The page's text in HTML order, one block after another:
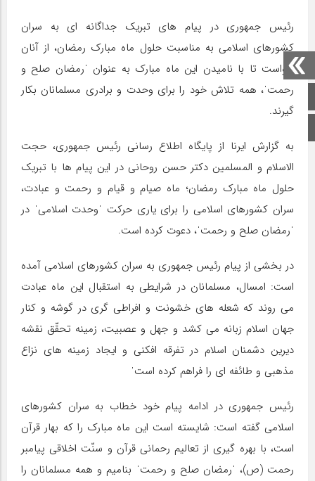
صفحه اصلی
رئیس جمهوری در ﭘﯿﺎم ﻫﺎی ﺗﺒﺮﯾﮏ ﺟﺪاﮔﺎﻧﻪ ای ﺑﻪ ﺳﺮان
ﮐﺸﻮرﻫﺎی اﺳﻼﻣﯽ ﺑﻪ ﻣﻨﺎﺳﺒﺖ ﺣﻠﻮل ﻣﺎه مبارک رمضان، از آنان
خواست تا با نامیدن این ماه مبارک به عنوان ˈرمضان صلح و
رحمتˈ، همه تلاش خود را برای وحدت و برادری مسلمانان بکار
گیرند.
به گزارش ایرنا از پایگاه اطلاع رسانی رئیس جمهوری، حجت
الاسلام و المسلمین دکتر حسن روحانی در این پیام ها با تبریک
حلول ماه مبارک رمضان؛ ماه صیام و قیام و رحمت و عبادت،
سران کشورهای اسلامی را برای یاری حرکت ˈوحدت اسلامیˈ در
ˈرمضان صلح و رحمتˈ، دعوت کرده است.
در بخشی از پیام رئیس جمهوری به سران کشورهای اسلامی آمده
است: امسال، مسلمانان در شرایطی به استقبال این ماه عبادت
می روند که شعله های خشونت و افراطی گری در گوشه و کنار
جهان اسلام زبانه می کشد و جهل و عصبیت، زمینه تحقّق نقشه
دیرین دشمنان اسلام در تفرقه افکنی و ایجاد زمینه های نزاع
مذهبی و طائفه ای را فراهم کرده استˈ
رئیس جمهوری در ادامه پیام خود خطاب به سران کشورهای
اسلامی گفته است: شایسته است این ماه مبارک را که بهار قرآن
است، با بهره گیری از تعالیم رحمانی قرآن و سنّت اخلاقی پیامبر
رحمت (ص)، ˈرمضان صلح و رحمتˈ بنامیم و همه مسلمانان را